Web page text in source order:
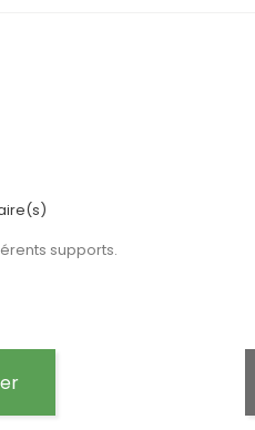
supports.